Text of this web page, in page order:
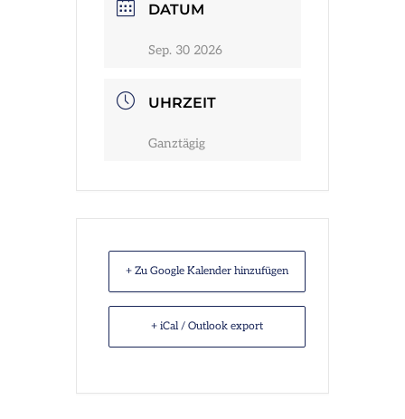
Infos
DATUM
Sep. 30 2026
UHRZEIT
Ganztägig
+ Zu Google Kalender hinzufügen
+ iCal / Outlook export